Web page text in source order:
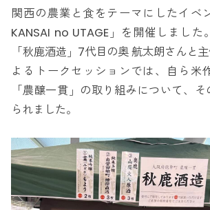
関西の農業と食をテーマにしたイベ
KANSAI no UTAGE」を開催しました
「秋鹿酒造」7代目の奥 航太朗さんと
よるトークセッションでは、自ら米
「農醸一貫」の取り組みについて、
られました。